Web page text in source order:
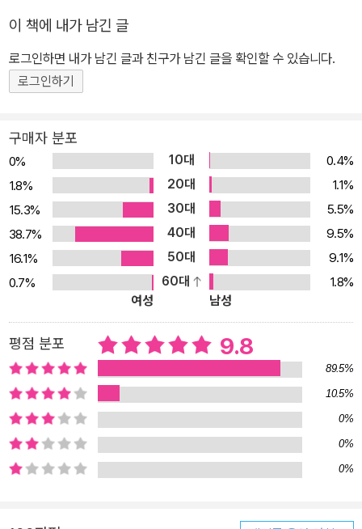
의 라이프스타일에 맞출 수 있는 현실 운동 팁이다. 땀이 나지 않아도,
하루 10분이더라도 괜찮다. 퇴근 후엔 침대와 물아일체가 되고, 잠을
자도 자도 피곤하고, 아침 알람을 들을 때마다 몸서리를 치는 당신. 다
변화시키는 ‘체력’이라는 무기를 가져 보자. 前 구글 디렉터 로이스
김이 전하는 ‘일잘러’가 되는 비결! 체력이 받쳐주어야 무엇이든 잘해
낼 수 있다! 로이스 김. 그녀가 구글에서 일하기 위해 실리콘밸리로 떠
났을 때, 우리는 두 가지에 놀랐다. 하나는 구글 최초의 비원어민 디렉
터라는 것이었고 다른 하나는 그녀의 나이가 다들 은퇴를 고민하는 5
0살이었다는 것이었다. 그녀는 이 모든 일의 비결로 ‘체력’을 꼽으며
‘체력이 곧 실력’임을 강조한다. 그녀는 30년 이상 하이퍼포머로 일
하며 워킹맘이자 직장인으로서 결국 운동을 포기할 수밖에 없는 현대
살아가면서 체력을 기르기 위한 그녀의 고군분투가 담겨 있다. 그녀
역시 자칭 운동꽝이지만 검도, 수영, 달리기, 에어로빅, 등산, K팝 댄
스, 근력운동까지 다양한 운동을 하며 느리지만 꾸준히 체력을 쌓아
왔다. 하지만 인생에서 체력이 중요하단 사실을 알아도 이를 쌓기는
쉽지 않다. 숨만 쉬어도 체력이 깎여나가는 것 같이 느껴지는 직장인
이라면 매일 침대에 누우며 ‘언젠가는 이런 저질 체력을 벗어날 수 있
이 책에 내가 남긴 글
로그인하면 내가 남긴 글과 친구가 남긴 글을 확인할 수 있습니다.
로그인하기
구매자 분포
0% 10대
0.4%
1.8%
20대
1.1%
15.3%
30대
5.5%
38.7%
40대
9.5%
16.1%
50대
9.1%
0.7%
60대
1.8%
여성
남성
평점 분포 9.8
89.5%
10.5%
0%
0%
0%